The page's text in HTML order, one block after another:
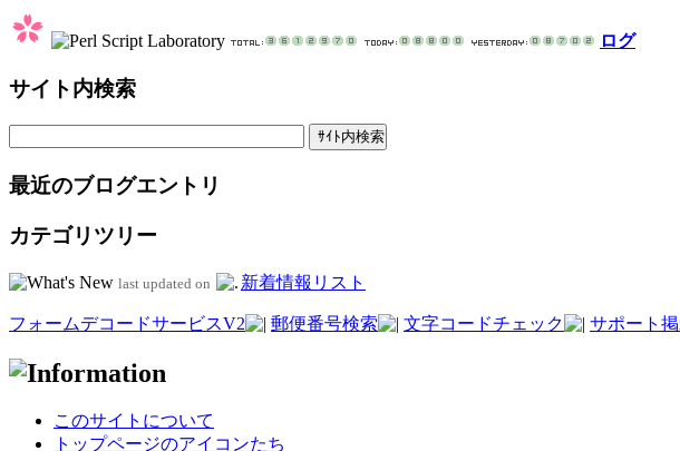
ログ
サイト内検索
最近のブログエントリ
カテゴリツリー
last updated on 新着情報リスト
フォームデコードサービスV2 郵便番号検索 文字コードチェック サポート
このサイトについて
トップページのアイコンたち